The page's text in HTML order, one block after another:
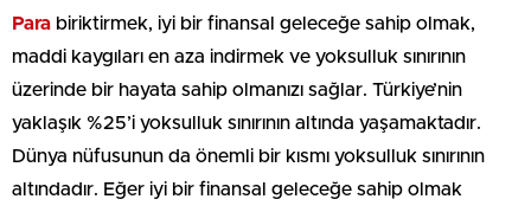
Para biriktirmek, iyi bir finansal geleceğe sahip olmak,
maddi kaygıları en aza indirmek ve yoksulluk sınırının
üzerinde bir hayata sahip olmanızı sağlar. Türkiye’nin
yaklaşık %25’i yoksulluk sınırının altında yaşamaktadır.
Dünya nüfusunun da önemli bir kısmı yoksulluk sınırının
altındadır. Eğer iyi bir finansal geleceğe sahip olmak